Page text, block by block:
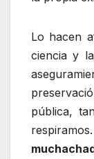
Lo hacen
ciencia y
pública,
respiramos.